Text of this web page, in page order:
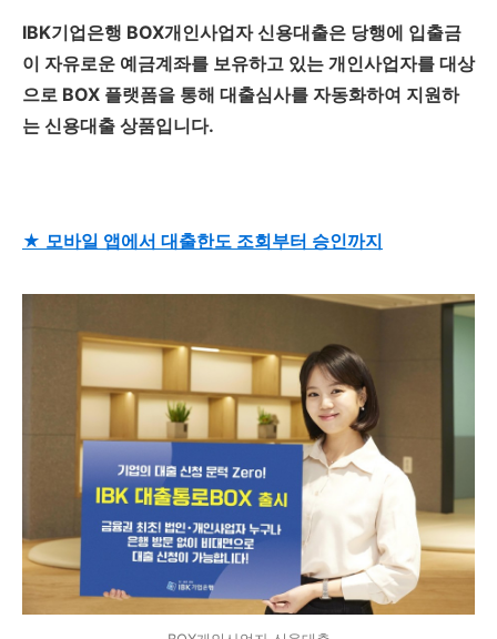
IBK기업은행 BOX개인사업자 신용대출은 당행에 입출금
이 자유로운 예금계좌를 보유하고 있는 개인사업자를 대상
으로 BOX 플랫폼을 통해 대출심사를 자동화하여 지원하
는 신용대출 상품입니다.
★ 모바일 앱에서 대출한도 조회부터 승인까지